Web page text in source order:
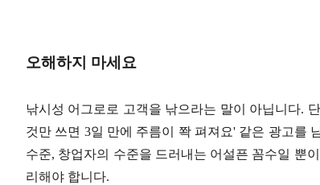
오해하지 마세요
낚시성 어그로로 고객을 낚으라는 말이 아닙니다.
것만 쓰면 3일 만에 주름이 쫙 펴져요' 같은 광고를
수준, 창업자의 수준을 드러내는 어설픈 꼼수일 뿐
리해야 합니다.